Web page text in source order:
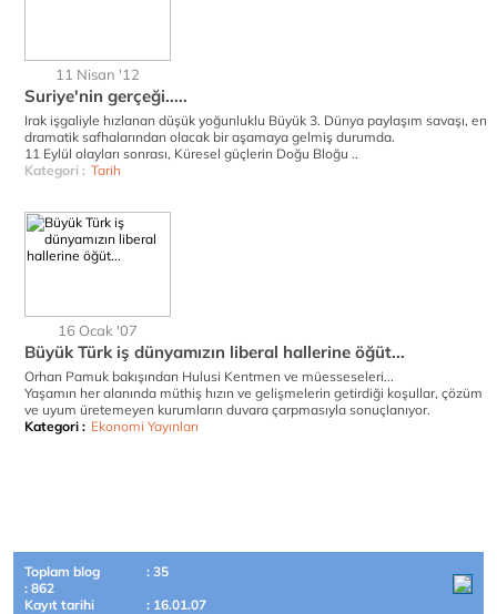
11 Nisan '12
Suriye'nin gerçeği.....
Irak işgaliyle hızlanan düşük yoğunluklu Büyük 3. Dünya paylaşım savaşı, en
dramatik safhalarından olacak bir aşamaya gelmiş durumda.
11 Eylül olayları sonrası, Küresel güçlerin Doğu Bloğu ..
Kategori : Tarih
16 Ocak '07
Büyük Türk iş dünyamızın liberal hallerine öğüt...
Orhan Pamuk bakışından Hulusi Kentmen ve müesseseleri...
Yaşamın her alanında müthiş hızın ve gelişmelerin getirdiği koşullar, çözüm
ve uyum üretemeyen kurumların duvara çarpmasıyla sonuçlanıyor.
Kategori : Ekonomi Yayınları
Toplam blog
: 35
: 862
Kayıt tarihi
: 16.01.07